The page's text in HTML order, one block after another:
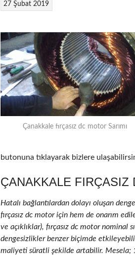
27 Şubat 2019
Çanakkale fırçasız dc motor Sarımı
butonuna tıklayarak bizlere
ÇANAKKALE FIRÇASIZ
Hatalı bağlantılardan dolayı oluşan
fırçasız dc motor için hem de onarım
ve açıklıklar), fırçasız dc motor nominal
dengesizlikler benzer biçimde
maliyeti süratli şekilde artabilir. Mesela;